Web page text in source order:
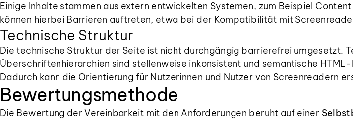
Einige Inhalte stammen aus extern entwickelten Systemen, zum Beispiel
können hierbei Barrieren auftreten, etwa bei der Kompatibilität mit
Technische Struktur
Die technische Struktur der Seite ist nicht durchgängig barrierefrei umgesetzt.
Überschriftenhierarchien sind stellenweise inkonsistent und semantische
Dadurch kann die Orientierung für Nutzerinnen und Nutzer von Screenreadern
Bewertungsmethode
Die Bewertung der Vereinbarkeit mit den Anforderungen beruht auf einer